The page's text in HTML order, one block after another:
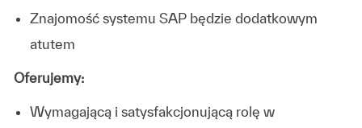
Znajomość systemu SAP będzie dodatkowym
atutem
Oferujemy:
Wymagającą i satysfakcjonującą rolę w